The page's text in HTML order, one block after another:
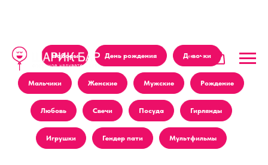
Наборы День рождения Девочки
Мальчики Женские Мужские Рождение
Любовь Свечи Посуда Гирлянды
Игрушки Гендер пати Мультфильмы